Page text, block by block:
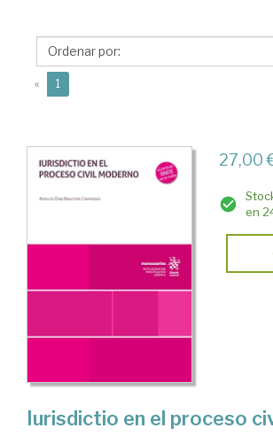
Cremades,
Adolfo
A.
« 1
27,00
en
Iurisdictio en el proceso